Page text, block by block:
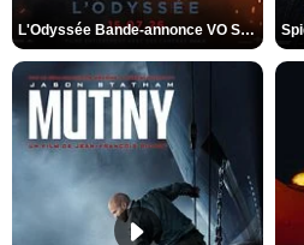
L'Odyssée Bande-annonce VO STFR